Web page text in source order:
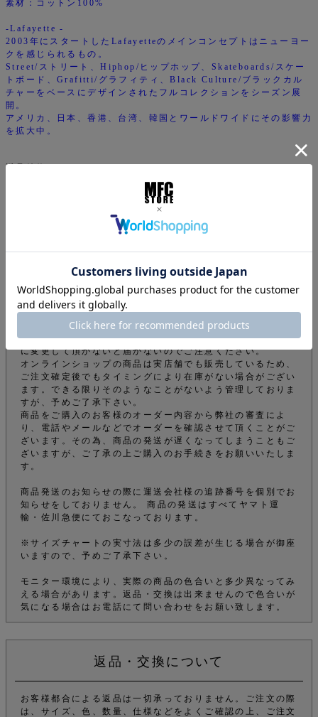
素材：コットン100%
-Lafayette -
2003年にスタートしたLafayetteのメインコンセプトはニューヨー
クを感じられるもの。
Street/ストリート、Hiphop/ヒップホップ、Skateboards/スケー
トボード、Grafitti/グラフィティ、Black Culture/ブラックカル
チャーをベースにデザインされたフルコレクションをシーズン展
開。
アメリカ、日本、香港、台湾、韓国とワールドワイドにその影響力
を拡大中。
返品特約について
ご注文について
下記注意事項をお読みになってから商品のご購入手続きをお
願い致します。
info@mfc-store.com から確認メールが届きます。 迷惑
メールフィルターの設定をされている場合は 受信可能設定
に変更して頂かないと届かないのでご注意ください。
オンラインショップの商品は実店舗でも販売しているため、
ご注文確定後でもタイミングにより在庫がない場合がござい
ます。できる限りそのようなことがないよう管理しておりま
すが、予めご了承下さい。
商品をご購入のお客様のオーダー内容から弊社の審査によ
り、電話やメールなどでオーダーを確認させて頂くことがご
ざいます。その為、商品の発送が遅くなってしまうこともご
ざいますが、ご了承の上ご購入のお手続きをお願いいたしま
す。
商品発送のお知らせの際に運送会社様の追跡番号を個別でお
知らせをしておりません。 商品の発送はすべてヤマト運
輸・佐川急便にておこなっております。
※サイズチャートの実寸法は多少の誤差が生じる場合が御座
いますので、予めご了承下さい。
モニター環境により、実際の商品の色合いと多少異なってみ
える場合があります。返品・交換は出来ませんので色合いが
気になる場合はお電話にて問い合わせをお願い致します。
返品・交換について
お客様都合による返品は一切承っておりません。ご注文の際
は、サイズ、色、数量、仕様などをよくご確認の上、ご注文